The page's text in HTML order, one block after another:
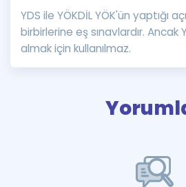
ÖSYM Sınav Takvimi
Kampanyalar
Blog
İngilizce Gramer
YDS ile YÖKDİL YÖK'ün yaptığı
birbirlerine eş sınavlardır. Ancak
almak için kullanılmaz.